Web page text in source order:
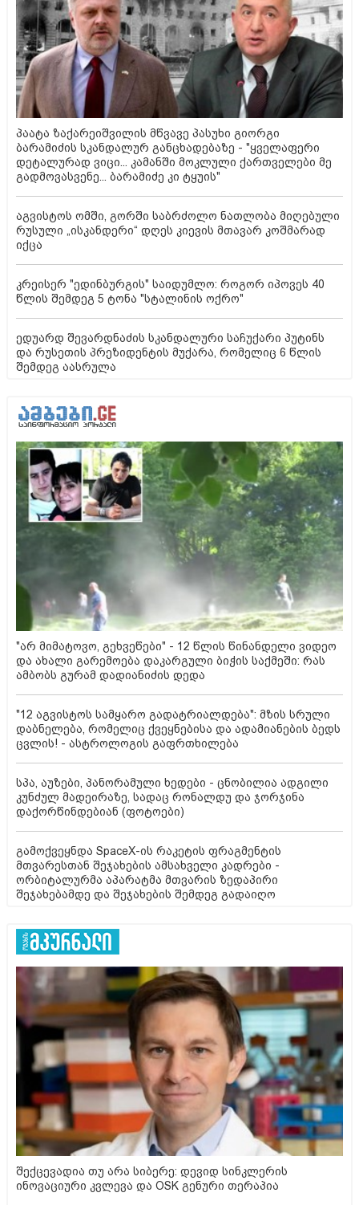
პაატა ზაქარეიშვილის მწვავე პასუხი გიორგი
ბარამიძის სკანდალურ განცხადებაზე - "ყველაფერი
დეტალურად ვიცი... კამანში მოკლული ქართველები მე
გადმოვასვენე... ბარამიძე კი ტყუის"
აგვისტოს ომში, გორში საბრძოლო ნათლობა მიღებული
რუსული „ისკანდერი“ დღეს კიევის მთავარ კოშმარად
იქცა
კრეისერ "ედინბურგის" საიდუმლო: როგორ იპოვეს 40
წლის შემდეგ 5 ტონა "სტალინის ოქრო"
ედუარდ შევარდნაძის სკანდალური საჩუქარი პუტინს
და რუსეთის პრეზიდენტის მუქარა, რომელიც 6 წლის
შემდეგ აასრულა
"არ მიმატოვო, გეხვეწები" - 12 წლის წინანდელი ვიდეო
და ახალი გარემოება დაკარგული ბიჭის საქმეში: რას
ამბობს გურამ დადიანიძის დედა
"12 აგვისტოს სამყარო გადატრიალდება": მზის სრული
დაბნელება, რომელიც ქვეყნებისა და ადამიანების ბედს
ცვლის! - ასტროლოგის გაფრთხილება
სპა, აუზები, პანორამული ხედები - ცნობილია ადგილი
კუნძულ მადეირაზე, სადაც რონალდუ და ჯორჯინა
დაქორწინდებიან (ფოტოები)
გამოქვეყნდა SpaceX-ის რაკეტის ფრაგმენტის
მთვარესთან შეჯახების ამსახველი კადრები -
ორბიტალურმა აპარატმა მთვარის ზედაპირი
შეჯახებამდე და შეჯახების შემდეგ გადაიღო
შექცევადია თუ არა სიბერე: დევიდ სინკლერის
ინოვაციური კვლევა და OSK გენური თერაპია